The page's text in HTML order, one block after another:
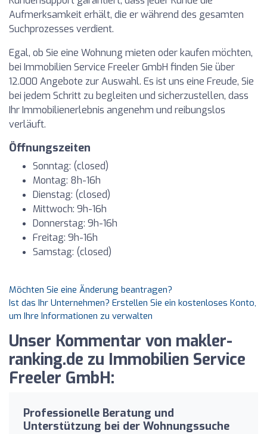
Aufmerksamkeit erhält, die er während des gesamten
Suchprozesses verdient.
Egal, ob Sie eine Wohnung mieten oder kaufen möchten,
bei Immobilien Service Freeler GmbH finden Sie über
12.000 Angebote zur Auswahl. Es ist uns eine Freude, Sie
bei jedem Schritt zu begleiten und sicherzustellen, dass
Ihr Immobilienerlebnis angenehm und reibungslos
verläuft.
Öffnungszeiten
Sonntag: (closed)
Montag: 8h-16h
Dienstag: (closed)
Mittwoch: 9h-16h
Donnerstag: 9h-16h
Freitag: 9h-16h
Samstag: (closed)
Möchten Sie eine Änderung beantragen?
Ist das Ihr Unternehmen? Erstellen Sie ein kostenloses Konto,
um Ihre Informationen zu verwalten
Unser Kommentar von makler-
ranking.de zu Immobilien Service
Freeler GmbH:
Professionelle Beratung und
Unterstützung bei der Wohnungssuche